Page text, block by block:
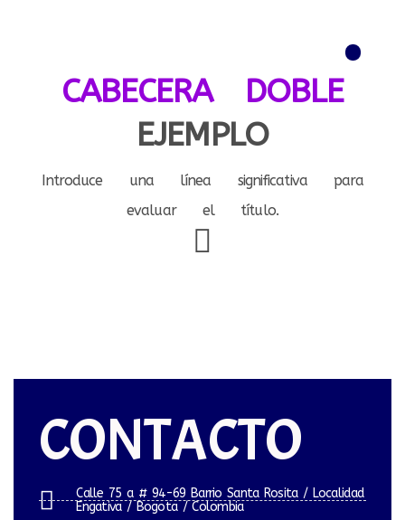
Menú
CABECERA DOBLE
EJEMPLO
Introduce una línea significativa para
evaluar el título.
CONTACTO
Calle 75 a # 94-69 Barrio Santa Rosita / Localidad
Engativa / Bogota / Colombia